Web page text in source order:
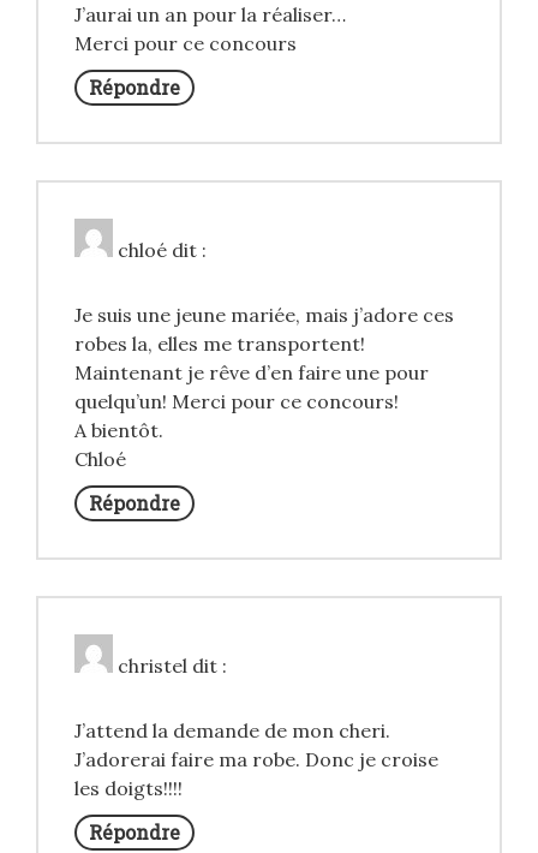
J’aurai un an pour la réaliser…
Merci pour ce concours
Répondre
chloé dit :
Je suis une jeune mariée, mais j’adore ces
robes la, elles me transportent!
Maintenant je rêve d’en faire une pour
quelqu’un! Merci pour ce concours!
A bientôt.
Chloé
Répondre
christel dit :
J’attend la demande de mon cheri.
J’adorerai faire ma robe. Donc je croise
les doigts!!!!
Répondre